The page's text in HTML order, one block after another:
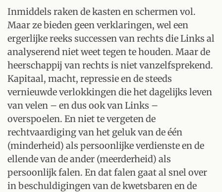
Inmiddels raken de kasten en schermen vol.
Maar ze bieden geen verklaringen, wel een
ergerlijke reeks successen van rechts die Links al
analyserend niet weet tegen te houden. Maar de
heerschappij van rechts is niet vanzelfsprekend.
Kapitaal, macht, repressie en de steeds
vernieuwde verlokkingen die het dagelijks leven
van velen – en dus ook van Links –
overspoelen. En niet te vergeten de
rechtvaardiging van het geluk van de één
(minderheid) als persoonlijke verdienste en de
ellende van de ander (meerderheid) als
persoonlijk falen. En dat falen gaat al snel over
in beschuldigingen van de kwetsbaren en de